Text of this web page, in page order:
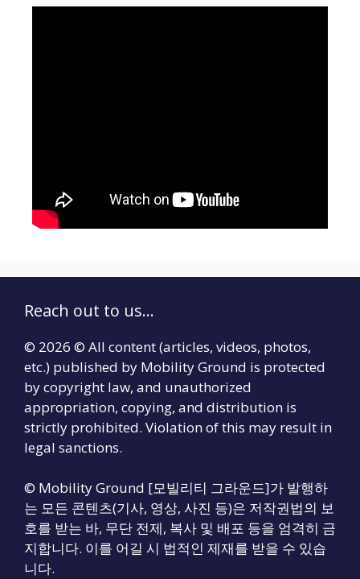
Reach out to us...
© 2026 © All content (articles, videos, photos,
etc.) published by Mobility Ground is protected
by copyright law, and unauthorized
appropriation, copying, and distribution is
strictly prohibited. Violation of this may result in
legal sanctions.
© Mobility Ground [모빌리티 그라운드]가 발행하
는 모든 콘텐츠(기사, 영상, 사진 등)은 저작권법의 보
호를 받는 바, 무단 전제, 복사 및 배포 등을 엄격히 금
지합니다. 이를 어길 시 법적인 제재를 받을 수 있습
니다.